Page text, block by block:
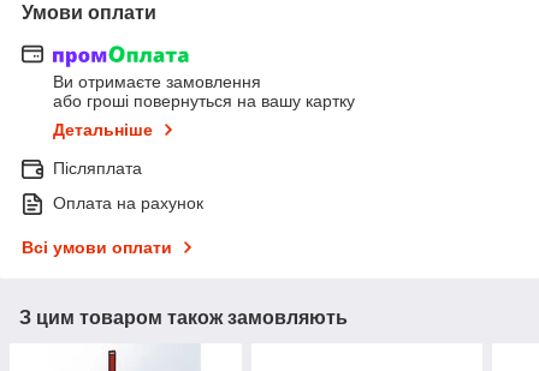
Умови оплати
Ви отримаєте замовлення
або гроші повернуться на вашу картку
Детальніше
Післяплата
Оплата на рахунок
Всі умови оплати
З цим товаром також замовляють